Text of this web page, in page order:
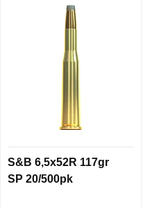
S&B 6,5x52R 117gr
SP 20/500pk